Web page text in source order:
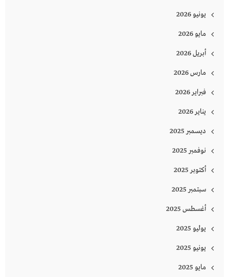
يونيو 2026
مايو 2026
أبريل 2026
مارس 2026
فبراير 2026
يناير 2026
ديسمبر 2025
نوفمبر 2025
أكتوبر 2025
سبتمبر 2025
أغسطس 2025
يوليو 2025
يونيو 2025
مايو 2025